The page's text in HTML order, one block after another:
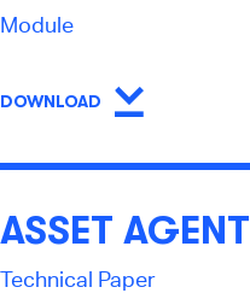
Module
DOWNLOAD
ASSET AGENT
Technical Paper